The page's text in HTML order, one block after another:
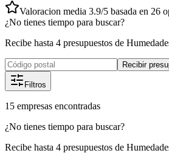
Valoracion media 3.9/5 basada en 26
¿No tienes tiempo para buscar?
Recibe hasta 4 presupuestos de
Recibir
Filtros
15 empresas encontradas
¿No tienes tiempo para buscar?
Recibe hasta 4 presupuestos de